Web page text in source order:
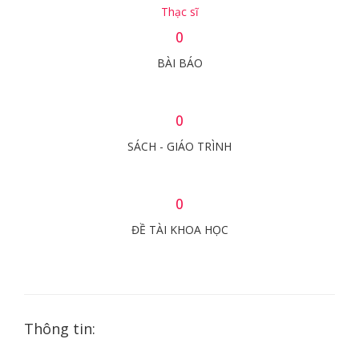
Thạc sĩ
0
BÀI BÁO
0
SÁCH - GIÁO TRÌNH
0
ĐỀ TÀI KHOA HỌC
Thông tin: